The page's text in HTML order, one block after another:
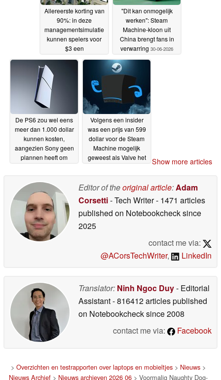
Allereerste korting van
90%: in deze
managementsimulatie
kunnen spelers voor
$3 een
opbouwen
"Dit kan onmogelijk
werken": Steam
Machine-kloon uit
China brengt fans in
verwarring 30-06-2026
De PS6 zou wel eens
meer dan 1.000 dollar
kunnen kosten,
aangezien Sony geen
plannen heeft om
te verkopen”30-06-2026
Volgens een insider
was een prijs van 599
dollar voor de Steam
Machine mogelijk
geweest als Valve het
28-06-2026
Show more articles
Editor of theoriginal article:Adam
Corsetti- Tech Writer- 1471 articles
published on Notebookchecksince
2025
contact me via:
@ACorsTechWriter, LinkedIn
Translator: Ninh Ngoc Duy- Editorial
Assistant- 816412 articles published
on Notebookchecksince 2008
contact me via:
Facebook
> Overzichten en testrapporten over laptops en mobieltjes> Nieuws>
Nieuws Archief> Nieuws archieven 2026 06> Voormalig Naughty Dog-